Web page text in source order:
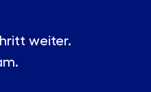
weiter.